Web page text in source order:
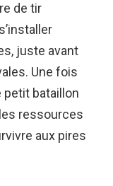
de tir
juste avant
Une fois
petit bataillon
ressources
aux pires